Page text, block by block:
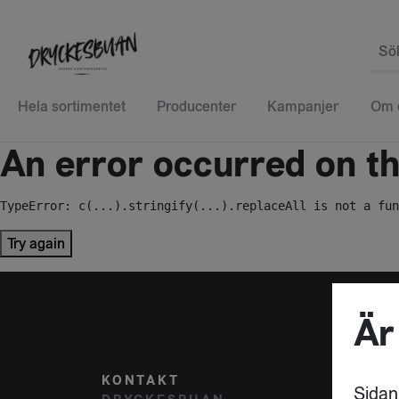
Hela sortimentet Producenter Kampanjer Om
An error occurred on
TypeError: c(...).stringify(...).replaceAll is not a
Try again
KONTAKT